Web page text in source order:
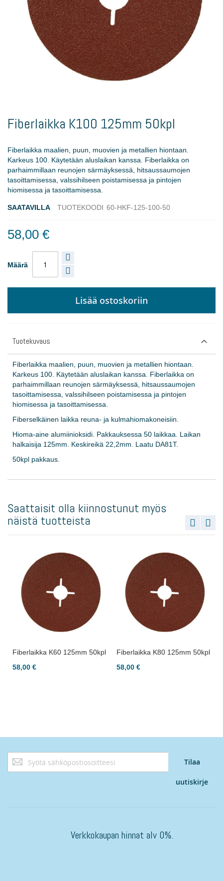
the
the
images
gallery
Fiberlaikka K100 125mm 50kpl
Fiberlaikka maalien, puun, muovien ja metallien hiontaan.
Karkeus 100. Käytetään aluslaikan kanssa. Fiberlaikka on
parhaimmillaan reunojen särmäyksessä, hitsaussaumojen
tasoittamisessa, valssihilseen poistamisessa ja pintojen
hiomisessa ja tasoittamisessa.
SAATAVILLA TUOTEKOODI 60-HKF-125-100-50
58,00 €
Määrä
Lisää ostoskoriin
Tuotekuvaus
Fiberlaikka maalien, puun, muovien ja metallien hiontaan.
Karkeus 100. Käytetään aluslaikan kanssa. Fiberlaikka on
parhaimmillaan reunojen särmäyksessä, hitsaussaumojen
tasoittamisessa, valssihilseen poistamisessa ja pintojen
hiomisessa ja tasoittamisessa.
Fiberselkäinen laikka reuna- ja kulmahiomakoneisiin.
Hioma-aine alumiinioksidi. Pakkauksessa 50 laikkaa. Laikan
halkaisija 125mm. Keskireikä 22,2mm. Laatu DA81T.
50kpl pakkaus.
Saattaisit olla kiinnostunut myös
näistä tuotteista
Fiberlaikka K60 125mm 50kpl
58,00 €
Fiberlaikka K80 125mm 50kpl
58,00 €
Tilaa
uutiskirjeemme:
Tilaa
uutiskirje
Verkkokaupan hinnat alv 0%.